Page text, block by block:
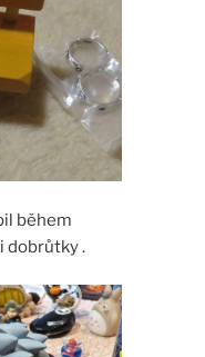
během
dobrůtky .